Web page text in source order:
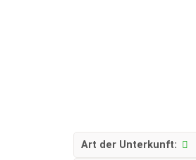
Art der Unterkunft: